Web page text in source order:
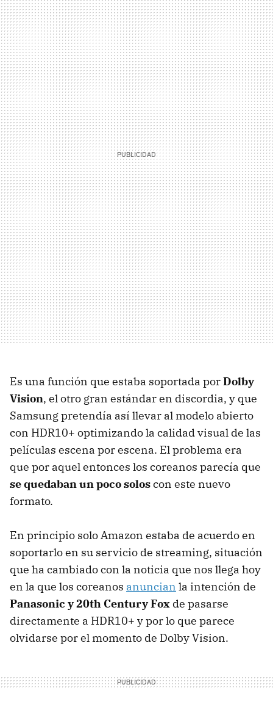
Es una función que estaba soportada porDolby
Vision, el otro gran estándar en discordia, y que
Samsung pretendía así llevar al modelo abierto
con HDR10+ optimizando la calidad visual de las
películas escena por escena. El problema era
que por aquel entonces los coreanos parecía que
se quedaban un poco soloscon este nuevo
formato.
En principio solo Amazon estaba de acuerdo en
soportarlo en su servicio de streaming, situación
que ha cambiado con la noticia que nos llega hoy
en la que los coreanos anuncian la intención de
Panasonic y 20th Century Fox de pasarse
directamente a HDR10+ y por lo que parece
olvidarse por el momento de Dolby Vision.